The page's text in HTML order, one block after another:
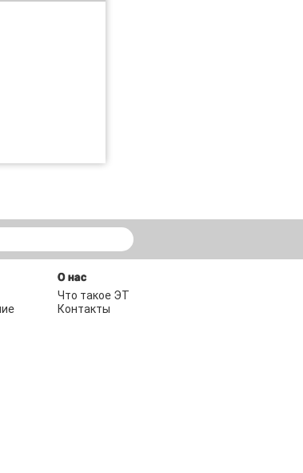
О нас
Что такое ЭТ
Контакты